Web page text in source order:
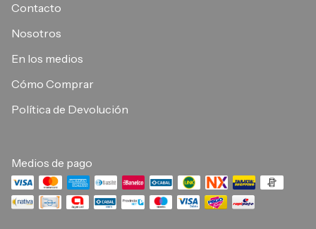
Contacto
Nosotros
En los medios
Cómo Comprar
Política de Devolución
Medios de pago